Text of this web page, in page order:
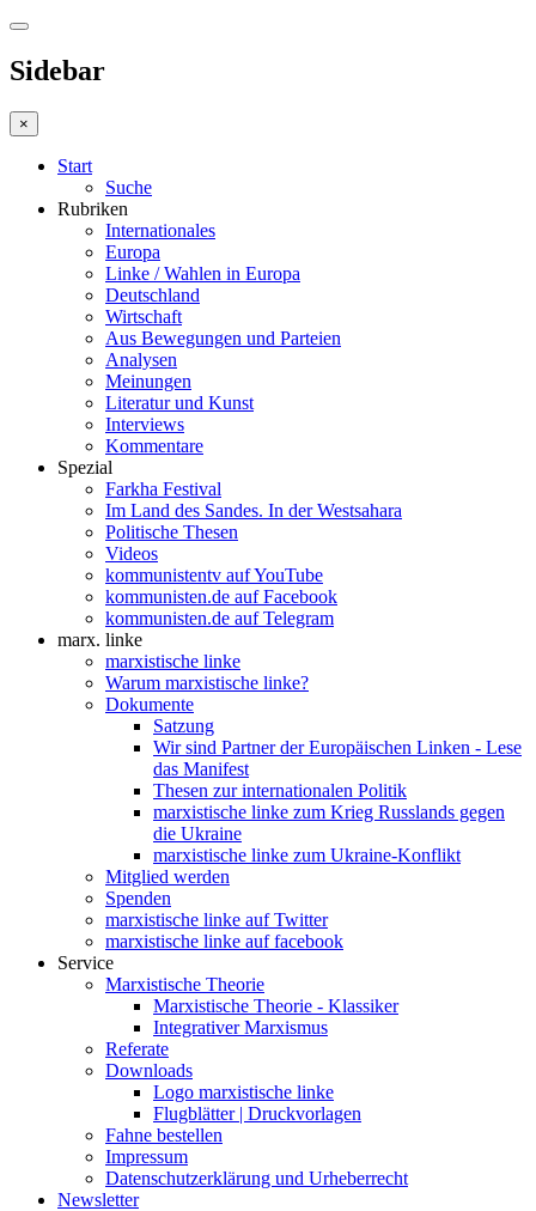
Sidebar
×
Start
Suche
Rubriken
Internationales
Europa
Linke / Wahlen in Europa
Deutschland
Wirtschaft
Aus Bewegungen und Parteien
Analysen
Meinungen
Literatur und Kunst
Interviews
Kommentare
Spezial
Farkha Festival
Im Land des Sandes. In der Westsahara
Politische Thesen
Videos
kommunistentv auf YouTube
kommunisten.de auf Facebook
kommunisten.de auf Telegram
marx. linke
marxistische linke
Warum marxistische linke?
Dokumente
Satzung
Wir sind Partner der Europäischen Linken - Lese
das Manifest
Thesen zur internationalen Politik
marxistische linke zum Krieg Russlands gegen
die Ukraine
marxistische linke zum Ukraine-Konflikt
Mitglied werden
Spenden
marxistische linke auf Twitter
marxistische linke auf facebook
Service
Marxistische Theorie
Marxistische Theorie - Klassiker
Integrativer Marxismus
Referate
Downloads
Logo marxistische linke
Flugblätter | Druckvorlagen
Fahne bestellen
Impressum
Datenschutzerklärung und Urheberrecht
Newsletter